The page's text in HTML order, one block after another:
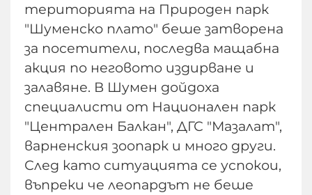
територията на Природен парк
"Шуменско плато" беше затворена
за посетители, последва мащабна
акция по неговото издирване и
залавяне. В Шумен дойдоха
специалисти от Национален парк
"Централен Балкан", ДГС "Мазалат",
варненския зоопарк и много други.
След като ситуацията се успокои,
въпреки че леопардът не беше